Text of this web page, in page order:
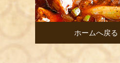
コンテンツへ移
ホームへ戻る